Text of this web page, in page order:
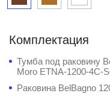
Комплектация
Тумба под раковину
Moro ETNA-1200-4C-
Раковина BelBagno